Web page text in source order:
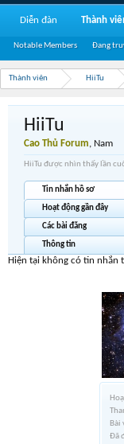
Thành viên HiiTu
Bài
Đã
HiiTu
Cao Thủ Forum, Nam
HiiTu được nhìn thấy lần
Tin nhắn hồ sơ
Hoạt động gần đây
Các bài đăng
Thông tin
Hiện tại không có tin nhắn
Diễn đàn Thành
Notable Members Đang